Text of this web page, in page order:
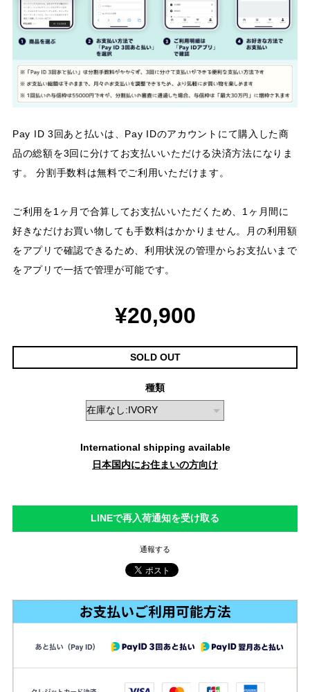
Pay ID 3回あと払いは、Pay IDのアカウントにて購入した商
品の総額を3回に分けてお支払いいただける決済方法になりま
す。 分割手数料は無料でご利用いただけます。
ご利用を1ヶ月で合算してお支払いいただくため、1ヶ月間に
好きなだけお買い物しても手数料はかかりません。月の利用額
をアプリで確認できるため、利用状況の管理からお支払いまで
をアプリで一括で管理が可能です。
¥20,900
SOLD OUT
種類
International shipping available
日本国内にお住まいの方向け
LINEで再入荷通知を受け取る
通報する